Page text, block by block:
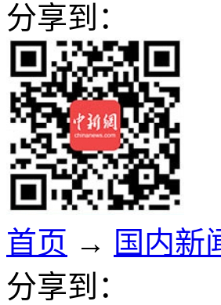
分享到：
首页 → 国内新
分享到：